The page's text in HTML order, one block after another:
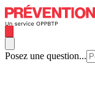
Posez une question...